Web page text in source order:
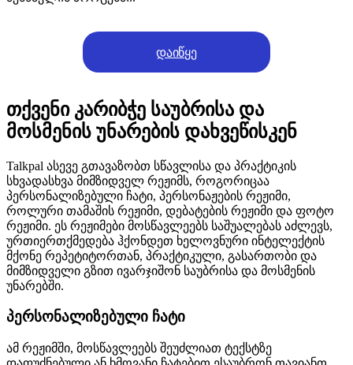
დაიწყე
თქვენი კარიბჭე საუბრისა და
მოსმენის უნარების დახვეწისკენ
Talkpal ასევე გთავაზობთ სწავლისა და პრაქტიკის
სხვადასხვა მიმზიდველ რეჟიმს, როგორიცაა
პერსონალიზებული ჩატი, პერსონაჟების რეჟიმი,
როლური თამაშის რეჟიმი, დებატების რეჟიმი და ფოტო
რეჟიმი. ეს რეჟიმები მოსწავლეებს საშუალებას აძლევს,
ურთიერთქმედება ჰქონდეთ ხელოვნური ინტელექტის
მქონე რეპეტიტორთან, პრაქტიკული, გასართობი და
მიმზიდველი გზით ივარჯიშონ საუბრისა და მოსმენის
უნარებში.
პერსონალიზებული ჩატი
ამ რეჟიმში, მოსწავლეებს შეუძლიათ ტექსტზე